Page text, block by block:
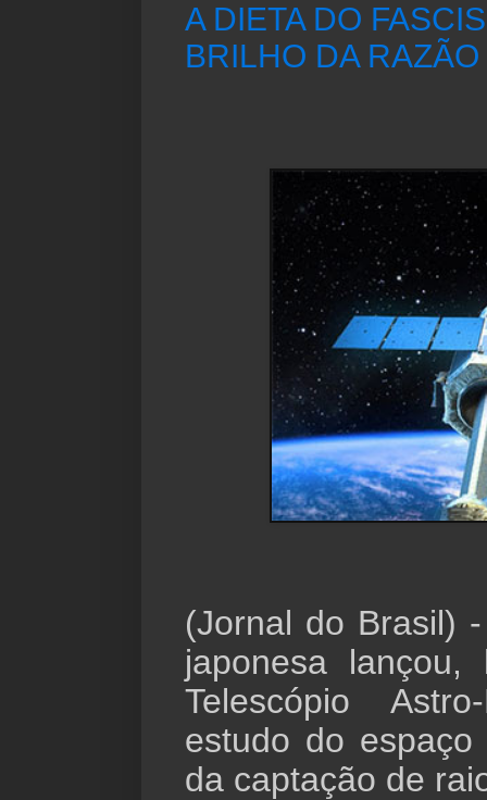
A DIETA DO
BRILHO DA RAZÃO
(Jornal do Brasil)
japonesa
Telescópio
estudo do
da captação de